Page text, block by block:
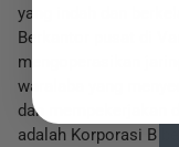
yang indah dan
Berkantor pusat di
mengoperasikan
waralaba yang
dan mempekerjakan
adalah Korporasi B